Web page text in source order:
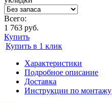
Всего:
1 763 руб.
Купить
Купить в 1 клик
Характеристики
Подробное описание
Доставка
Инструкции по монтажу